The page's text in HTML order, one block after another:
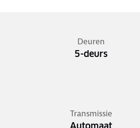
Deuren
5-deurs
Transmissie